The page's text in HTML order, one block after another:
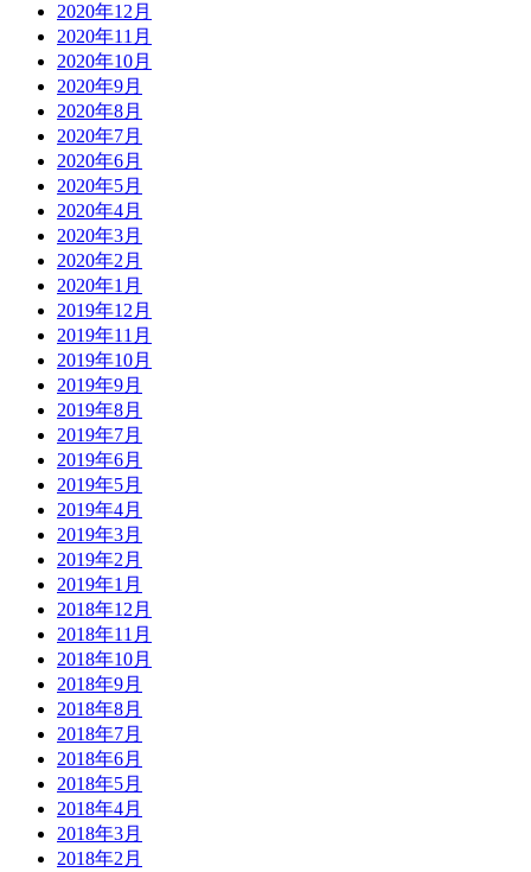
2020年12月
2020年11月
2020年10月
2020年9月
2020年8月
2020年7月
2020年6月
2020年5月
2020年4月
2020年3月
2020年2月
2020年1月
2019年12月
2019年11月
2019年10月
2019年9月
2019年8月
2019年7月
2019年6月
2019年5月
2019年4月
2019年3月
2019年2月
2019年1月
2018年12月
2018年11月
2018年10月
2018年9月
2018年8月
2018年7月
2018年6月
2018年5月
2018年4月
2018年3月
2018年2月